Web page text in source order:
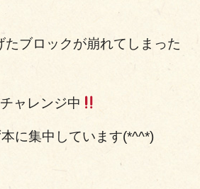
たブロックが崩れてしまった
ャレンジ中
に集中しています(*^^*)